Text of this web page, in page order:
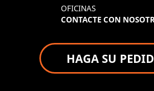
OFICINAS
CONTACTE CON
HAGA SU